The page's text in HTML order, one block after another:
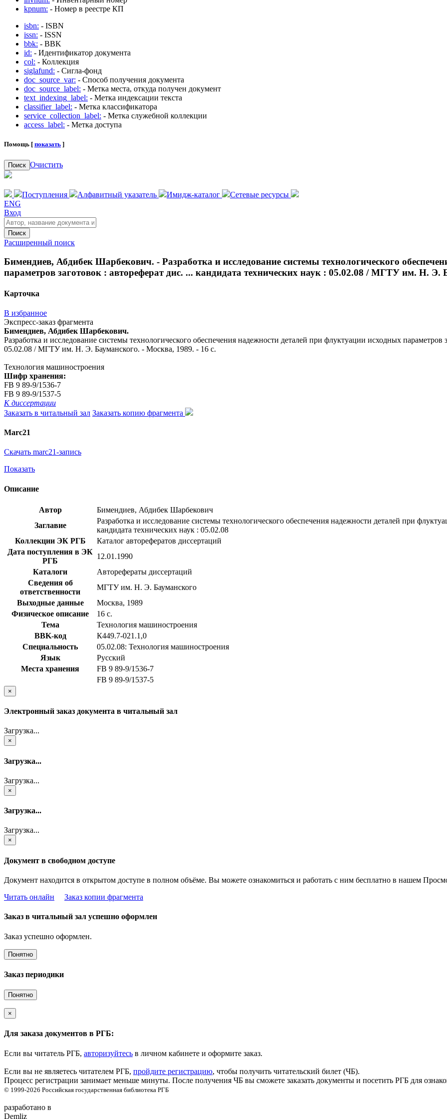
kpnum: - Номер в реестре КП
isbn: - ISBN
issn: - ISSN
bbk: - BBK
id: - Идентификатор документа
col: - Коллекция
siglafund: - Сигла-фонд
doc_source_var: - Способ получения документа
doc_source_label: - Метка места, откуда получен документ
text_indexing_label: - Метка индексации текста
classifier_label: - Метка классификатора
service_collection_label: - Метка служебной коллекции
access_label: - Метка доступа
Помощь [ показать ]
Поиск Очистить
Поступления Алфавитный указатель Имидж-каталог
Сетевые ресурсы
ENG
Вход
Поиск
Расширенный поиск
Бимендиев, Абдибек Шарбекович. - Разработка и исследование системы технологического
параметров заготовок : автореферат дис. ... кандидата технических наук : 05.02.08 / МГТУ им. Н. Э.
Карточка
В избранное
Экспресс-заказ фрагмента
Бимендиев, Абдибек Шарбекович.
Разработка и исследование системы технологического обеспечения надежности деталей при флуктуации исходных параметров
05.02.08 / МГТУ им. Н. Э. Бауманского. - Москва, 1989. - 16 с.
Технология машиностроения
Шифр хранения:
FB 9 89-9/1536-7
FB 9 89-9/1537-5
К диссертации
Заказать в читальный зал Заказать копию фрагмента
Marc21
Скачать marc21-запись
Показать
Описание
Автор
Бимендиев, Абдибек Шарбекович
Заглавие
Разработка и исследование системы технологического обеспечения надежности деталей при
кандидата технических наук : 05.02.08
Коллекции ЭК РГБ
Каталог авторефератов диссертаций
Дата поступления в ЭК
РГБ
12.01.1990
Каталоги
Авторефераты диссертаций
Сведения об
ответственности
МГТУ им. Н. Э. Бауманского
Выходные данные
Москва, 1989
Физическое описание
16 с.
Тема
Технология машиностроения
BBK-код
К449.7-021.1,0
Специальность
05.02.08: Технология машиностроения
Язык
Русский
Места хранения
FB 9 89-9/1536-7
FB 9 89-9/1537-5
×
Электронный заказ документа в читальный зал
Загрузка...
×
Загрузка...
Загрузка...
×
Загрузка...
Загрузка...
×
Документ в свободном доступе
Документ находится в открытом доступе в полном объёме. Вы можете ознакомиться и работать с ним бесплатно в нашем
Читать онлайн
Заказ копии фрагмента
Заказ в читальный зал успешно оформлен
Заказ успешно оформлен.
Понятно
Заказ периодики
Понятно
×
Для заказа документов в РГБ:
Если вы читатель РГБ, авторизуйтесь в личном кабинете и оформите заказ.
Если вы не являетесь читателем РГБ, пройдите регистрацию, чтобы получить читательский билет (ЧБ).
Процесс регистрации занимает меньше минуты. После получения ЧБ вы сможете заказать документы и посетить РГБ для
© 1999-2026 Российская государственная библиотека РГБ
разработано в
Demliz